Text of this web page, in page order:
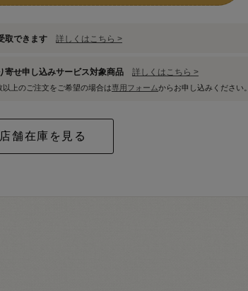
取できます 詳しくはこちら >
寄せ申し込みサービス対象商品 詳しくはこちら >
以上のご注文をご希望の場合は専用フォームからお申し込みください。